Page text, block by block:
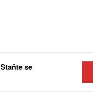
Staňte se